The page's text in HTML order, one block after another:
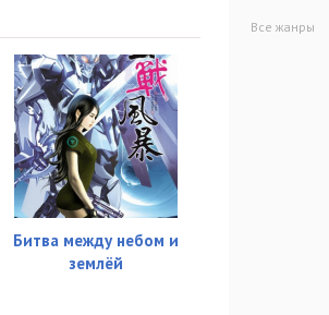
Битва между небом и
землёй
Все жанры